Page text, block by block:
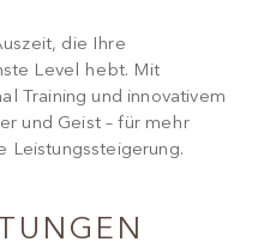
die Ihre
Level hebt. Mit
Training und innovativem
und Geist – für mehr
Leistungssteigerung.